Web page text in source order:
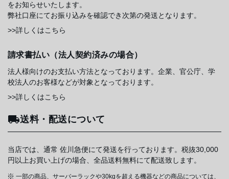
をお知らせいたします。
弊社口座にてお振り込みを確認でき次第の発送となります。
>>詳しくはこちら
請求書払い（法人契約済みの場合）
法人様向けのお支払い方法となっております。企業、官公庁、学
校法人のお客様などが対象となっております。
>>詳しくはこちら
送料・配送について
当店では、通常 佐川急便にて発送を行っております。税抜30,000
円以上お買い上げの場合、全品送料無料にて配送致します。
一部の商品、サーバーラックや30kgを超える機器などの商品については、